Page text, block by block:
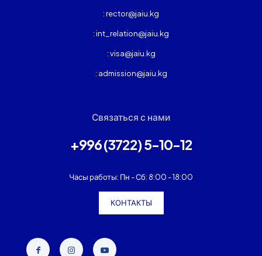
: rector@jaiu.kg
: int_relation@jaiu.kg
: visa@jaiu.kg
: admission@jaiu.kg
Связаться с нами
+996 (3722) 5-10-12
Часы работы: Пн - Сб: 8:00 - 18:00
КОНТАКТЫ